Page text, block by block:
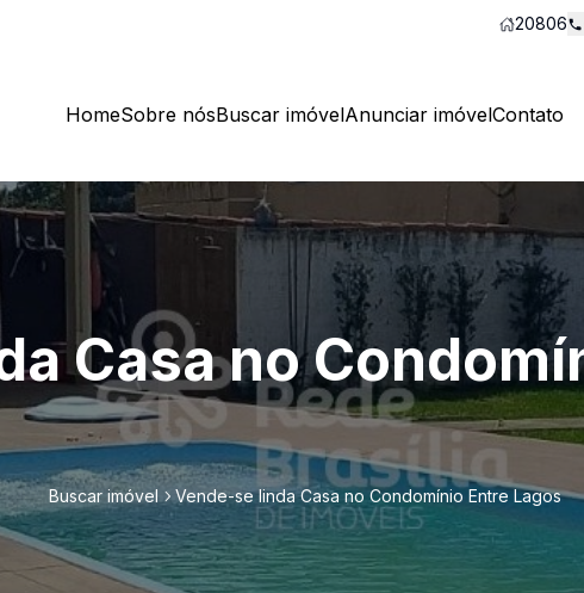
20806
HomeSobre nósBuscar imóvelAnunciar imóvelContato
Casa no
Buscar imóvel Vende-se linda Casa no Condomínio Entre Lagos